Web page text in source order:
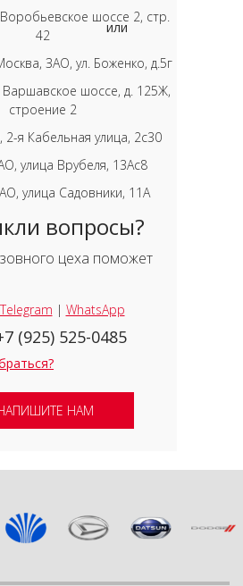
шоссе 2, стр.
42
ЗАО, ул. Боженко, д.5г
шоссе, д. 125Ж,
строение 2
я Кабельная улица, 2с30
улица Врубеля, 13Ас8
улица Садовники, 11А
вопросы?
цеха поможет
Telegram | WhatsApp
(925) 525-0485
или
НАМ